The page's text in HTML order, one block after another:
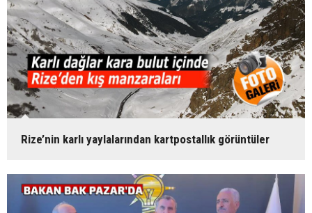
Rize’nin karlı yaylalarından kartpostallık görüntüler